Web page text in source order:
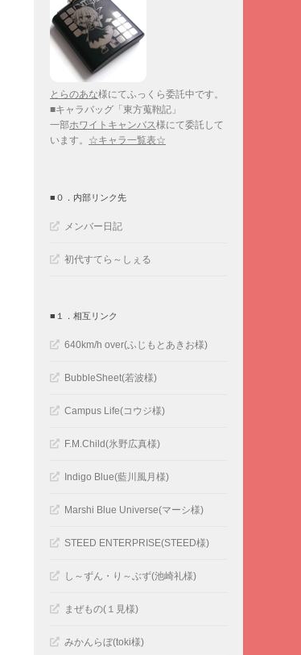
とらのあな様にてふっくら委託中です。
■キャラバッグ「東方蒐鞄記」
一部ホワイトキャンバス様にて委託して
います。 ☆キャラ一覧表☆
■０．内部リンク先
メンバー日記
初代すてら～しぇる
■１．相互リンク
640km/h over(ふじもとあきお様)
BubbleSheet(若波様)
Campus Life(コウジ様)
F.M.Child(氷野広真様)
Indigo Blue(藍川風月様)
Marshi Blue Universe(マーシ様)
STEED ENTERPRISE(STEED様)
し～ずん・り～ぶず(池崎礼様)
まぜもの(１見様)
みかんらぼ(toki様)